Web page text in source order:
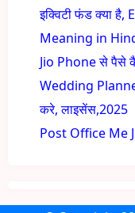
इक्विटी फंड क्या
Meaning in
Jio Phone से पैसे
Wedding
करे, लाइसेंस,2025
Post Office Me